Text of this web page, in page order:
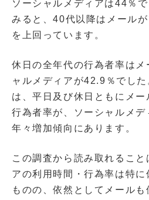
ソーシャルメディアは44％
みると、40代以降はメール
を上回っています。
休日の全年代の行為者率は
ャルメディアが42.9％でし
は、平日及び休日ともにメ
行為者率が、ソーシャルメデ
年々増加傾向にあります。
この調査から読み取れること
アの利用時間・行為率は特に
ものの、依然としてメール